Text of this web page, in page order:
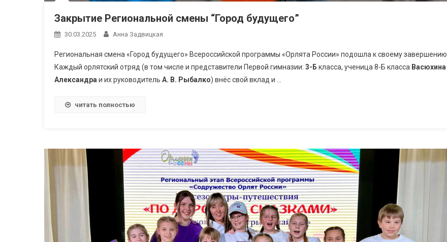
Закрытие Региональной смены “Город будущего”
30.03.2025 Анна Задвицкая
Региональная смена «Город будущего» Всероссийской программы «Орлята России» подошла к своему завершению.
Каждый орлятский отряд (в том числе и представители Первой гимназии: 3-Б класса, ученица 8-Б класса Васюхина
Александра и их руководитель А. В. Рыбалко) внёс свой вклад и …
читать полностью